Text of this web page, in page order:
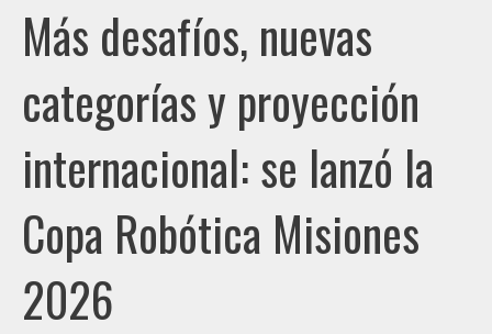
Más desafíos, nuevas
categorías y proyección
internacional: se lanzó la
Copa Robótica Misiones
2026